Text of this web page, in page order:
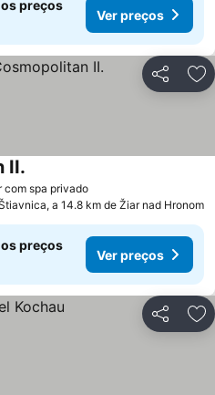
preços
Ver preços
Partilhar
com spa privadoVer preços
II.
a 14.8 km de Žiar nad Hronom
preços
Ver preços
Partilhar